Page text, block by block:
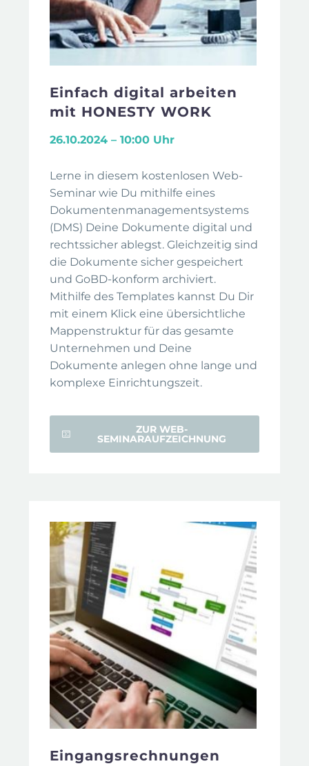
Einfach digital arbeiten
mit HONESTY WORK
26.10.2024 – 10:00 Uhr
Lerne in diesem kostenlosen Web-
Seminar wie Du mithilfe eines
Dokumentenmanagementsystems
(DMS) Deine Dokumente digital und
rechtssicher ablegst. Gleichzeitig sind
die Dokumente sicher gespeichert
und GoBD-konform archiviert.
Mithilfe des Templates kannst Du Dir
mit einem Klick eine übersichtliche
Mappenstruktur für das gesamte
Unternehmen und Deine
Dokumente anlegen ohne lange und
komplexe Einrichtungszeit.
ZUR WEB-
SEMINARAUFZEICHNUNG
Eingangsrechnungen